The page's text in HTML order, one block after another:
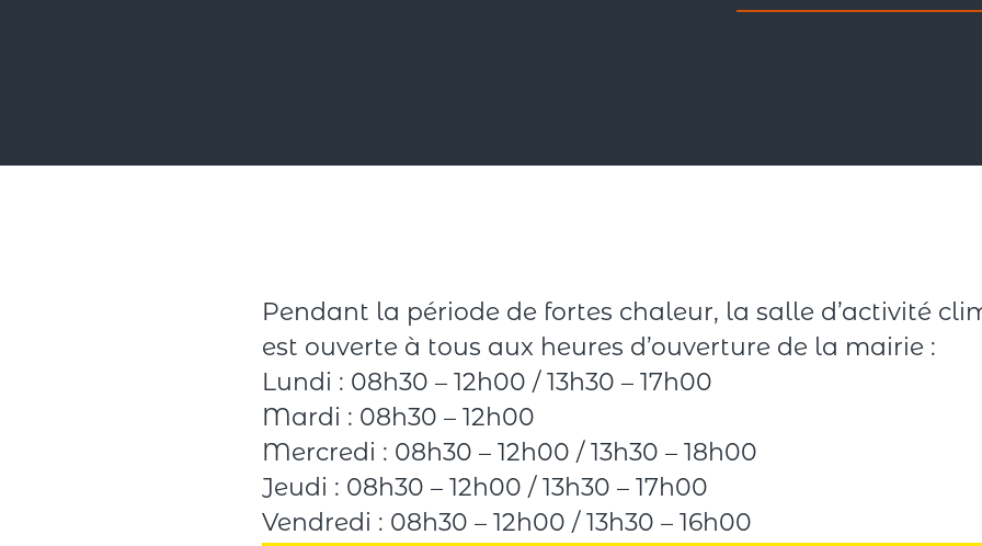
Pendant la période de fortes chaleur, la salle d’activité
est ouverte à tous aux heures d’ouverture de la mairie :
Lundi : 08h30 – 12h00 / 13h30 – 17h00
Mardi : 08h30 – 12h00
Mercredi : 08h30 – 12h00 / 13h30 – 18h00
Jeudi : 08h30 – 12h00 / 13h30 – 17h00
Vendredi : 08h30 – 12h00 / 13h30 – 16h00